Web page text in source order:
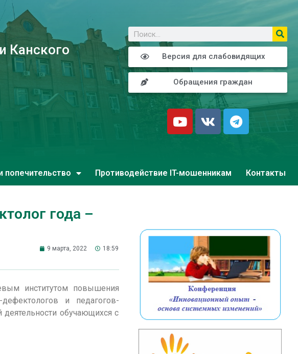
Канского
Версия для слабовидящих
Обращения граждан
попечительство Противодействие IT-мошенникам Контакты
года –
9 марта, 2022 18:59
институтом повышения
и педагогов-
деятельности обучающихся с